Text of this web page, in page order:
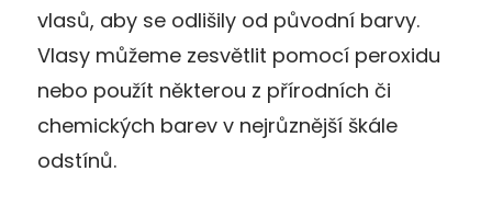
vlasů, aby se odlišily od původní barvy.
Vlasy můžeme zesvětlit pomocí peroxidu
nebo použít některou z přírodních či
chemických barev v nejrůznější škále
odstínů.